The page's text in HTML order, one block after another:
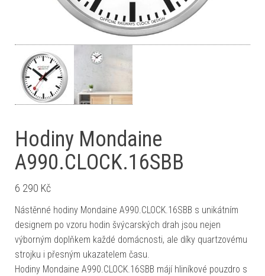
Hodiny Mondaine
A990.CLOCK.16SBB
6 290 Kč
Nástěnné hodiny Mondaine A990.CLOCK.16SBB s unikátním
designem po vzoru hodin švýcarských drah jsou nejen
výborným doplňkem každé domácnosti, ale díky quartzovému
strojku i přesným ukazatelem času.
Hodiny Mondaine A990.CLOCK.16SBB májí hliníkové pouzdro s